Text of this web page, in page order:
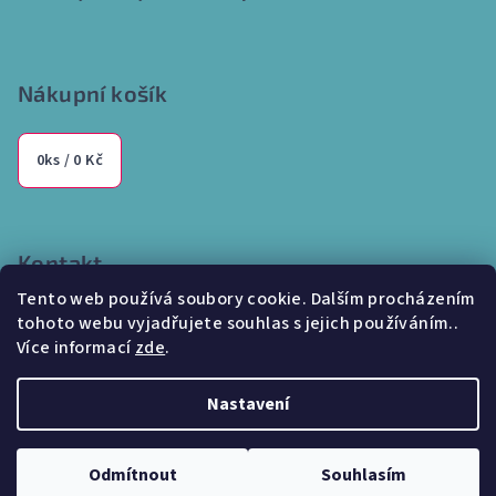
Tento web používá soubory cookie. Dalším procházením
tohoto webu vyjadřujete souhlas s jejich používáním..
Více informacízde.
Nastavení
Odmítnout Souhlasím
Nákupní košík
0ks / 0 Kč
Kontakt
info @internetparfem.cz
603 100 829
Internetparfem.cz